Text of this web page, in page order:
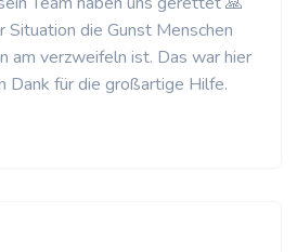
Situation die Gunst Menschen
am verzweifeln ist. Das war hier
Dank für die großartige Hilfe.